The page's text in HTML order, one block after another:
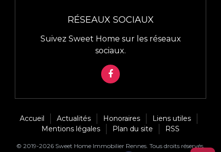
RÉSEAUX SOCIAUX
Suivez Sweet Home sur les réseaux
sociaux.
FACEBOOK
Accueil Actualités Honoraires
Liens utiles
Mentions légales
Plan du site RSS
© 2019-2026 Sweet Home Immobilier Rennes. Tous droits réservés.